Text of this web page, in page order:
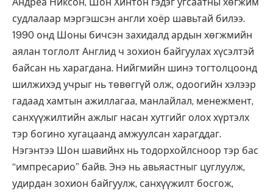
судлалаар мэргэшсэн англи хоёр шавьтай билээ.
1990 онд Шоны бичсэн захидалд ардын хөгжмийн
аялан тоглолт Англид ч зохион байгуулах хүсэлтэй
байсан нь харагдана. Нийгмийн шинэ тогтолцоонд
шилжихэд учрыг нь төвөггүй олж, одоогийн хэлээр
гадаад хамтын ажиллагаа, манлайлал, менежмент,
санхүүжилтийн ажлыг насан хутгийг олох хүртэлх
тэр богино хугацаанд амжуулсан харагддаг.
Нэгэнтээ Шон шавийнх нь тодорхойлсноор тэр бас
“импресарио” байв. Энэ нь авьяастныг цуглуулж,
удирдан зохион байгуулж, санхүүжилт босгож,